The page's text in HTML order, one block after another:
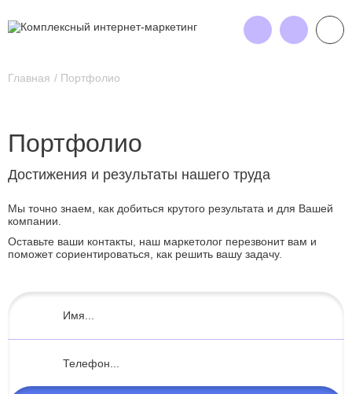
Главная Портфолио
Портфолио
Достижения и результаты нашего труда
Мы точно знаем, как добиться крутого результата и для Вашей
компании.
Оставьте ваши контакты, наш маркетолог перезвонит вам и
поможет сориентироваться, как решить вашу задачу.